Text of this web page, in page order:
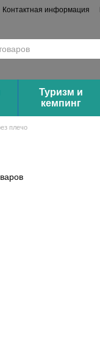
Контактная информация
Туризм и
кемпинг
плечо